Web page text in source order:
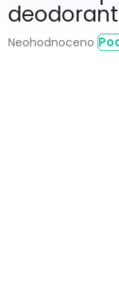
Průměrné
Neohodnoceno